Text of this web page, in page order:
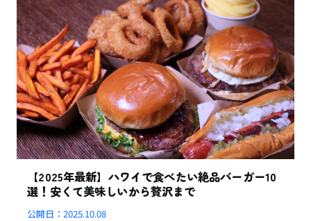
【2025年最新】ハワイで食べたい絶品バーガー10
選！安くて美味しいから贅沢まで
公開日：2025.10.08